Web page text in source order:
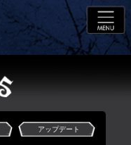
アップデート